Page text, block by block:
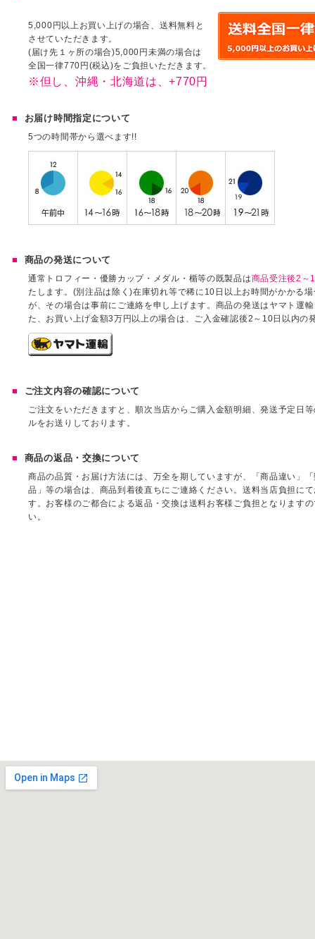
5,000円以上お買い上げの場合、送料無料と
させていただきます。
(届け先１ヶ所の場合)5,000円未満の場合は
全国一律770円(税込)をご負担いただきます。
※但し、沖縄・北海道は、+770円
お届け時間指定について
5つの時間帯から選べます!!
商品の発送について
通常トロフィー・優勝カップ・メダル・楯等の既製品は商品受注後2～
たします。(別注品は除く)在庫切れ等で稀に10日以上お時間がかかる
が、その場合は事前にご連絡を申し上げます。商品の発送はヤマト運
た、お買い上げ金額3万円以上の場合は、ご入金確認後2～10日以内の
ご注文内容の確認について
ご注文をいただきますと、順次当店からご購入金額明細、発送予定日
ルをお送りしております。
商品の返品・交換について
商品の品質・お届け方法には、万全を期していますが、「商品違い」
品」等の場合は、商品到着後直ちにご連絡ください。送料当店負担に
す。お客様のご都合による返品・交換は送料お客様ご負担となります
い。